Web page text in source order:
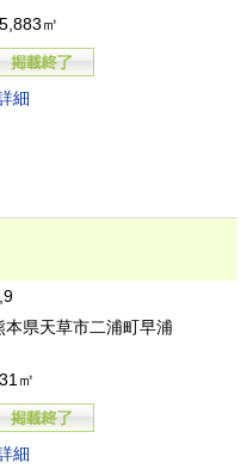
㎡
細
本県天草市二浦町早浦
㎡
細